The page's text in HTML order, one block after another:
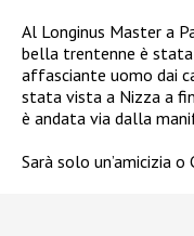
Al Longinus Master a
bella trentenne è
affasciante uomo dai
stata vista a Nizza a
è andata via dalla
Sarà solo un’amicizia